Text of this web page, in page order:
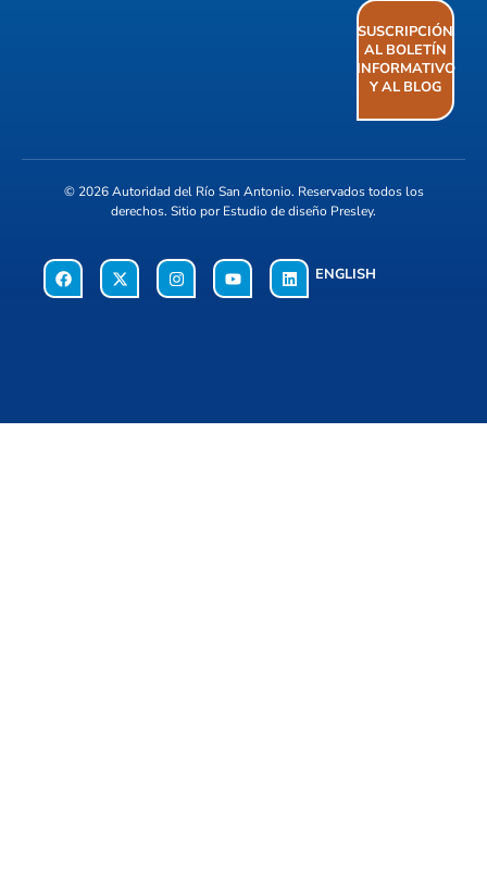
SUSCRIPCIÓN
AL BOLETÍN
INFORMATIVO
Y AL BLOG
© 2026Autoridad del Río San Antonio. Reservados todos los
derechos. Sitio porEstudio de diseño Presley.
ENGLISH